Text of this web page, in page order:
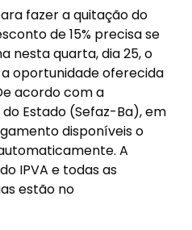
fazer a quitação do
de 15% precisa se
nesta quarta, dia 25, o
oportunidade oferecida
acordo com a
Estado (Sefaz-Ba), em
disponíveis o
A
IPVA e todas as
estão no